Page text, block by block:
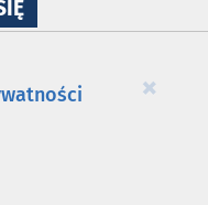
NA
WYKORZYSTANIE
×